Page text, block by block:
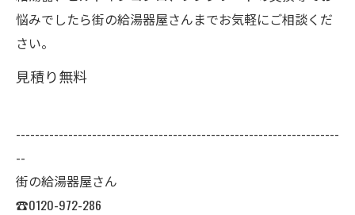
悩みでしたら街の給湯器屋さんまでお気軽にご相談くだ
さい。
見積り無料
--------------------------------------------------------------------
--
街の給湯器屋さん
☎0120-972-286